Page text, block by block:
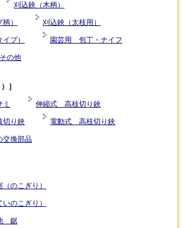
刈込鋏（木柄）
） 刈込鋏（太枝用）
プ） 園芸用 包丁・ナイフ
その他
］
伸縮式 高枝切り鋏
り鋏 電動式 高枝切り鋏
交換部品
のこぎり）
のこぎり）
鋸